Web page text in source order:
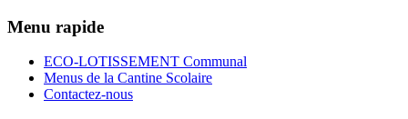
Menu rapide
ECO-LOTISSEMENT Communal
Menus de la Cantine Scolaire
Contactez-nous